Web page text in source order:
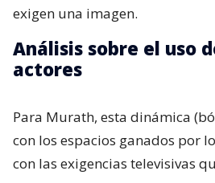
exigen una imagen.
Análisis sobre el uso
actores
Para Murath, esta dinámica
con los espacios ganados por
con las exigencias televisivas